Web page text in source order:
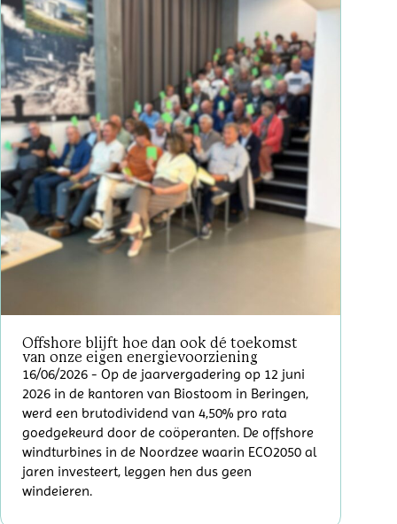
Offshore blijft hoe dan ook dé toekomst
van onze eigen energievoorziening
16/06/2026 - Op de jaarvergadering op 12 juni
2026 in de kantoren van Biostoom in Beringen,
werd een brutodividend van 4,50% pro rata
goedgekeurd door de coöperanten. De offshore
windturbines in de Noordzee waarin ECO2050 al
jaren investeert, leggen hen dus geen
windeieren.